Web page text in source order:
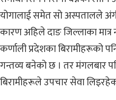
योगालाई समेत सो अस्पतालले
कारण अहिले दाङ जिल्लाका मात्र
कर्णाली प्रदेशका बिरामीहरूको
गन्तव्य बनेको छ । तर मंगलबार
बिरामीहरूले उपचार सेवा